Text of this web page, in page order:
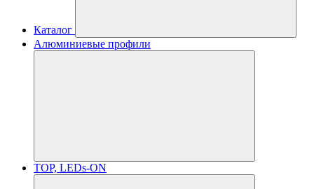
Каталог
Алюминиевые профили
TOP, LEDs-ON